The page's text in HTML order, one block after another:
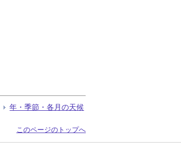
年・季節・各月の天候
このページのトップへ